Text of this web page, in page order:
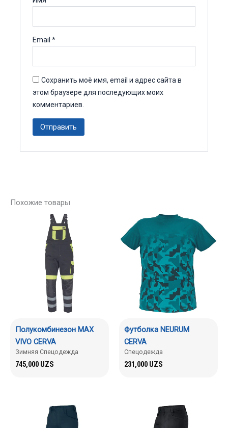
Email*
Сохранить моё имя, email и адрес сайта в
этом браузере для последующих моих
комментариев.
Похожие товары
Полукомбинезон MAX
VIVO CERVA
Зимняя Спецодежда
745,000 UZS
Футболка NEURUM
CERVA
Спецодежда
231,000 UZS